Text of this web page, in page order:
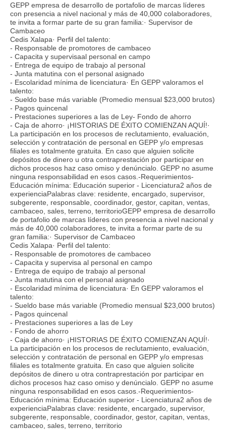
GEPP empresa de desarrollo de portafolio de marcas líderes
con presencia a nivel nacional y más de 40,000 colaboradores,
te invita a formar parte de su gran familia:· Supervisor de
Cambaceo
Cedis Xalapa· Perfil del talento:
- Responsable de promotores de cambaceo
- Capacita y supervisaal personal en campo
- Entrega de equipo de trabajo al personal
- Junta matutina con el personal asignado
- Escolaridad mínima de licenciatura· En GEPP valoramos el
talento:
- Sueldo base más variable (Promedio mensual $23,000 brutos)
- Pagos quincenal
- Prestaciones superiores a las de Ley- Fondo de ahorro
- Caja de ahorro· ¡HISTORIAS DE ÉXITO COMIENZAN AQUÍ!·
La participación en los procesos de reclutamiento, evaluación,
selección y contratación de personal en GEPP y/o empresas
filiales es totalmente gratuita. En caso que alguien solicite
depósitos de dinero u otra contraprestación por participar en
dichos procesos haz caso omiso y denúncialo. GEPP no asume
ninguna responsabilidad en esos casos.-Requerimientos-
Educación mínima: Educación superior - Licenciatura2 años de
experienciaPalabras clave: residente, encargado, supervisor,
subgerente, responsable, coordinador, gestor, capitan, ventas,
cambaceo, sales, terreno, territorioGEPP empresa de desarrollo
de portafolio de marcas líderes con presencia a nivel nacional y
más de 40,000 colaboradores, te invita a formar parte de su
gran familia:· Supervisor de Cambaceo
Cedis Xalapa· Perfil del talento:
- Responsable de promotores de cambaceo
- Capacita y supervisa al personal en campo
- Entrega de equipo de trabajo al personal
- Junta matutina con el personal asignado
- Escolaridad mínima de licenciatura· En GEPP valoramos el
talento:
- Sueldo base más variable (Promedio mensual $23,000 brutos)
- Pagos quincenal
- Prestaciones superiores a las de Ley
- Fondo de ahorro
- Caja de ahorro· ¡HISTORIAS DE ÉXITO COMIENZAN AQUÍ!·
La participación en los procesos de reclutamiento, evaluación,
selección y contratación de personal en GEPP y/o empresas
filiales es totalmente gratuita. En caso que alguien solicite
depósitos de dinero u otra contraprestación por participar en
dichos procesos haz caso omiso y denúncialo. GEPP no asume
ninguna responsabilidad en esos casos.-Requerimientos-
Educación mínima: Educación superior - Licenciatura2 años de
experienciaPalabras clave: residente, encargado, supervisor,
subgerente, responsable, coordinador, gestor, capitan, ventas,
cambaceo, sales, terreno, territorio